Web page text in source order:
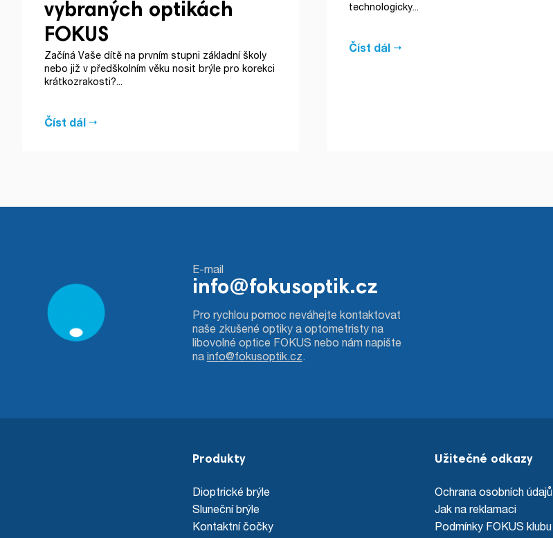
vybraných optikách
FOKUS
Začíná Vaše dítě na prvním stupni základní školy
nebo již v předškolním věku nosit brýle pro korekci
krátkozrakosti?...
Číst dál
technologicky...
Číst dál
E-mail
info@fokusoptik.cz
Pro rychlou pomoc neváhejte kontaktovat
naše zkušené optiky a optometristy na
libovolné optice FOKUS nebo nám napište
na info@fokusoptik.cz.
Produkty
Dioptrické brýle
Sluneční brýle
Kontaktní čočky
Užitečné odkazy
Ochrana osobních údajů
Jak na reklamaci
Podmínky FOKUS klubu